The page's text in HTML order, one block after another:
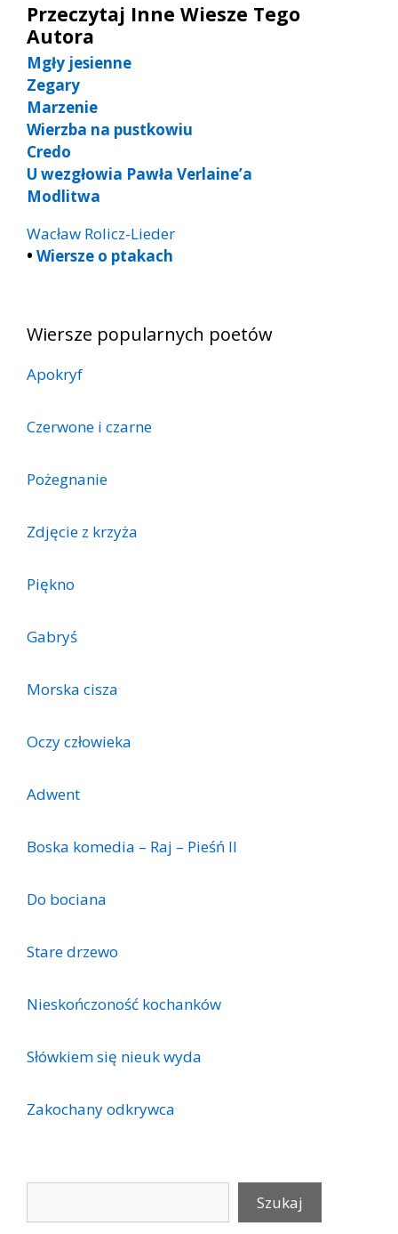
Przeczytaj Inne Wiesze Tego
Autora
Mgły jesienne
Zegary
Marzenie
Wierzba na pustkowiu
Credo
U wezgłowia Pawła Verlaine’a
Modlitwa
Wacław Rolicz-Lieder
• Wiersze o ptakach
Wiersze popularnych poetów
Apokryf
Czerwone i czarne
Pożegnanie
Zdjęcie z krzyża
Piękno
Gabryś
Morska cisza
Oczy człowieka
Adwent
Boska komedia – Raj – Pieśń II
Do bociana
Stare drzewo
Nieskończoność kochanków
Słówkiem się nieuk wyda
Zakochany odkrywca
Szukaj